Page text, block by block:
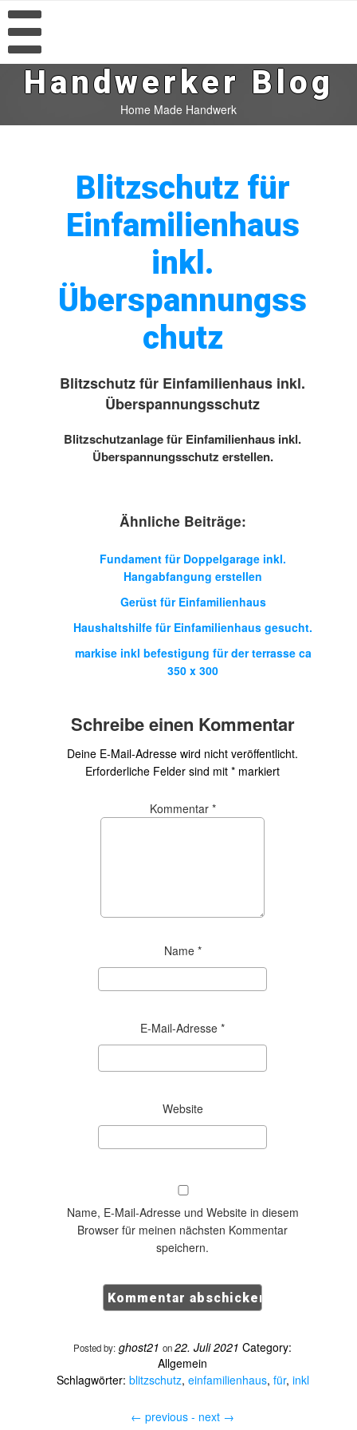
Handwerker Blog
Home Made Handwerk
Blitzschutz für
Einfamilienhaus
inkl.
Überspannungss
chutz
Blitzschutz für Einfamilienhaus inkl.
Überspannungsschutz
Blitzschutzanlage für Einfamilienhaus inkl.
Überspannungsschutz erstellen.
Ähnliche Beiträge:
Fundament für Doppelgarage inkl.
Hangabfangung erstellen
Gerüst für Einfamilienhaus
Haushaltshilfe für Einfamilienhaus gesucht.
markise inkl befestigung für der terrasse ca
350 x 300
Schreibe einen Kommentar
Deine E-Mail-Adresse wird nicht veröffentlicht.
Erforderliche Felder sind mit * markiert
Kommentar *
Name *
E-Mail-Adresse *
Website
Name, E-Mail-Adresse und Website in diesem
Browser für meinen nächsten Kommentar
speichern.
Posted by: ghost21 on22. Juli 2021 Category:
Allgemein
Schlagwörter: blitzschutz, einfamilienhaus, für, inkl
← previous - next →